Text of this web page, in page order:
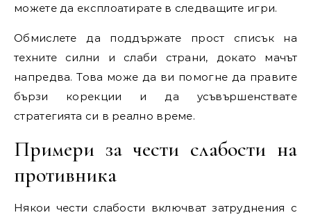
можете да експлоатирате в следващите игри.
Обмислете да поддържате прост списък на
техните силни и слаби страни, докато мачът
напредва. Това може да ви помогне да правите
бързи корекции и да усъвършенствате
стратегията си в реално време.
Примери за чести слабости на
противника
Някои чести слабости включват затруднения с